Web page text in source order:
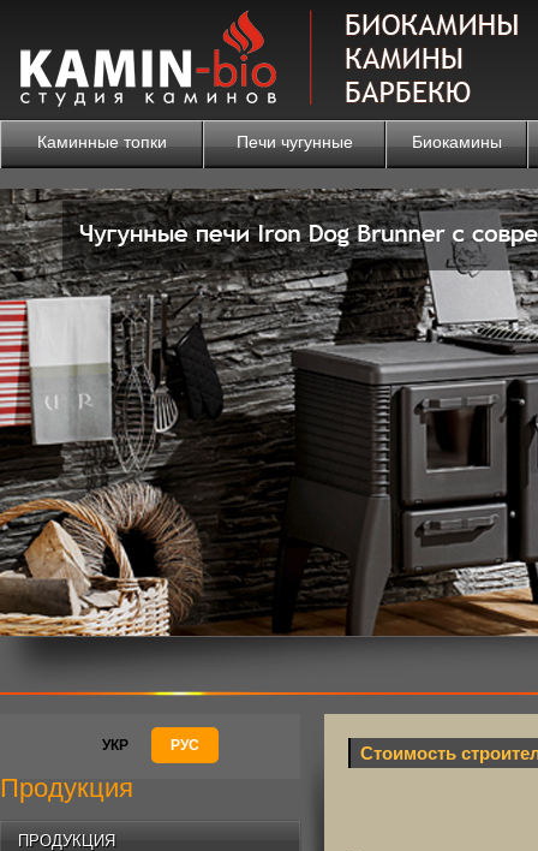
Каминные топки Печи чугунные Биокамины
УКР РУС
Продукция
ПРОДУКЦИЯ
Стоимость